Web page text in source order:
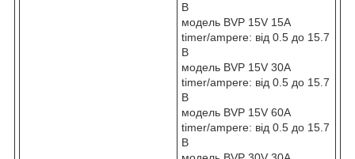
В
модель BVP 15V 15A
timer/ampere: від 0.5 до 15.7
В
модель BVP 15V 30A
timer/ampere: від 0.5 до 15.7
В
модель BVP 15V 60A
timer/ampere: від 0.5 до 15.7
В